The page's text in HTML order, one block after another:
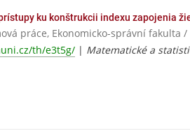
ku konštrukcii indexu zapojenia
práce, Ekonomicko-správní fakulta
th/e3t5g/ | Matematické a